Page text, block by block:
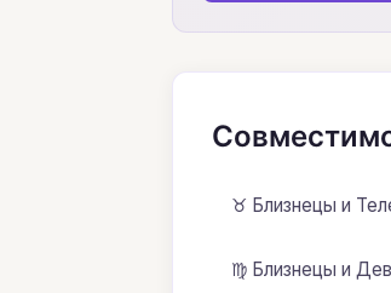
♉ Близнецы и
♍ Близнецы и